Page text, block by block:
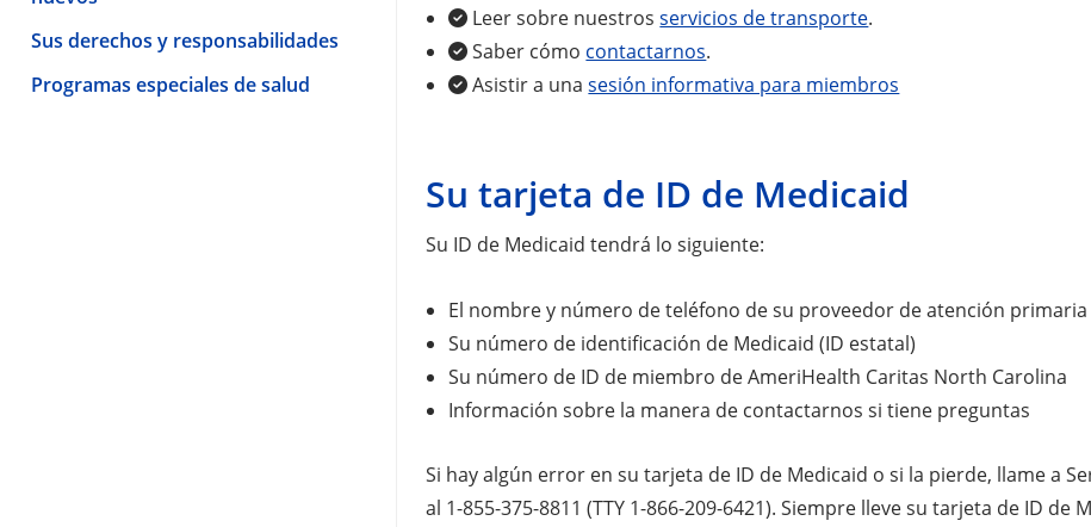
Sus derechos y responsabilidades
Programas especiales de salud
Leer sobre nuestrosservicios de transporte.
Saber cómo contactarnos.
Asistir a unasesión informativa para miembros
Su tarjeta de ID de Medicaid
Su ID de Medicaid tendrá lo siguiente:
El nombre y número de teléfono de su proveedor de atención primaria
Su número de identificación de Medicaid (ID estatal)
Su número de ID de miembro de AmeriHealth Caritas North Carolina
Información sobre la manera de contactarnos si tiene preguntas
Si hay algún error en su tarjeta de ID de Medicaid o si la pierde, llame a
al 1-855-375-8811 (TTY 1-866-209-6421). Siempre lleve su tarjeta de ID de